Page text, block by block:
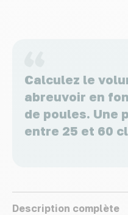
Calculez le
abreuvoir en
de poules. Une
entre 25 et 60
Description complète